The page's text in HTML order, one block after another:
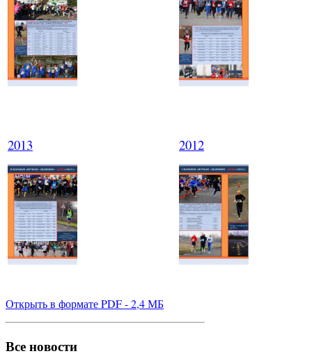
2013 2012
Открыть в формате PDF - 2,4 МБ
Все новости